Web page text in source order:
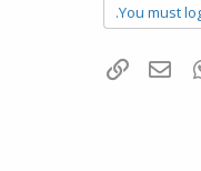
You must
WhatsAppדואר אלקטרוני